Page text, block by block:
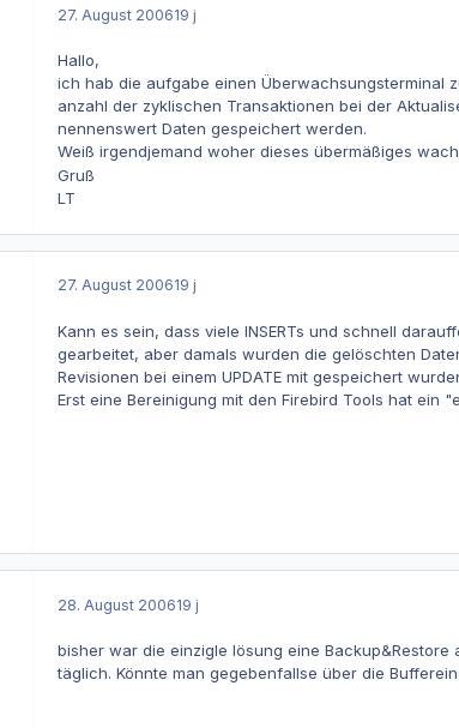
27. August 200619 j
Hallo,
ich hab die aufgabe einen Überwachsungsterminal
anzahl der zyklischen Transaktionen bei der
nennenswert Daten gespeichert werden.
Weiß irgendjemand woher dieses übermäßiges
Gruß
LT
27. August 200619 j
Kann es sein, dass viele INSERTs und schnell
gearbeitet, aber damals wurden die gelöschten
Revisionen bei einem UPDATE mit gespeichert
Erst eine Bereinigung mit den Firebird Tools hat ein
28. August 200619 j
bisher war die einzigle lösung eine
täglich. Könnte man gegebenfallse über die